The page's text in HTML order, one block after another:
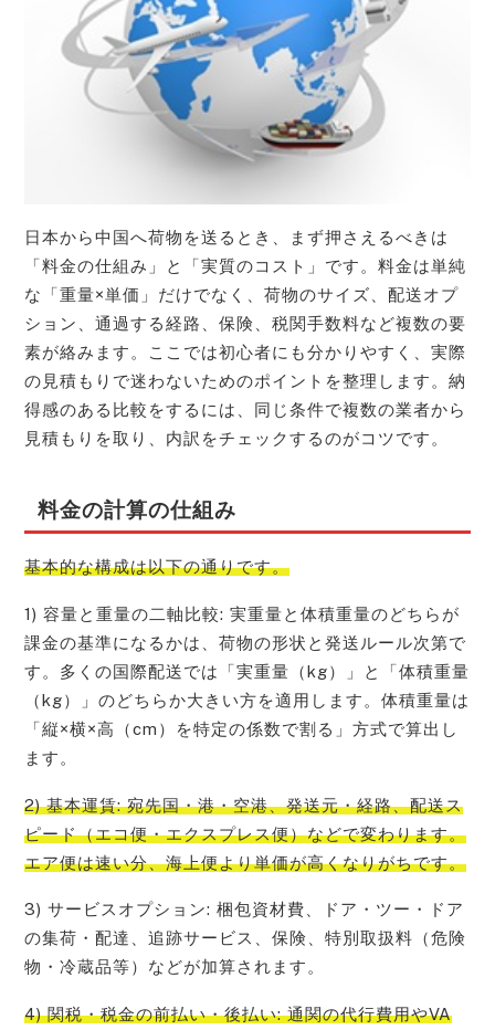
日本から中国へ荷物を送るとき、まず押さえるべきは
「料金の仕組み」と「実質のコスト」です。料金は単純
な「重量×単価」だけでなく、荷物のサイズ、配送オプ
ション、通過する経路、保険、税関手数料など複数の要
素が絡みます。ここでは初心者にも分かりやすく、実際
の見積もりで迷わないためのポイントを整理します。納
得感のある比較をするには、同じ条件で複数の業者から
見積もりを取り、内訳をチェックするのがコツです。
料金の計算の仕組み
基本的な構成は以下の通りです。
1) 容量と重量の二軸比較: 実重量と体積重量のどちらが
課金の基準になるかは、荷物の形状と発送ルール次第で
す。多くの国際配送では「実重量（kg）」と「体積重量
（kg）」のどちらか大きい方を適用します。体積重量は
「縦×横×高（cm）を特定の係数で割る」方式で算出し
ます。
2) 基本運賃: 宛先国・港・空港、発送元・経路、配送ス
ピード（エコ便・エクスプレス便）などで変わります。
エア便は速い分、海上便より単価が高くなりがちです。
3) サービスオプション: 梱包資材費、ドア・ツー・ドア
の集荷・配達、追跡サービス、保険、特別取扱料（危険
物・冷蔵品等）などが加算されます。
4) 関税・税金の前払い・後払い: 通関の代行費用やVA